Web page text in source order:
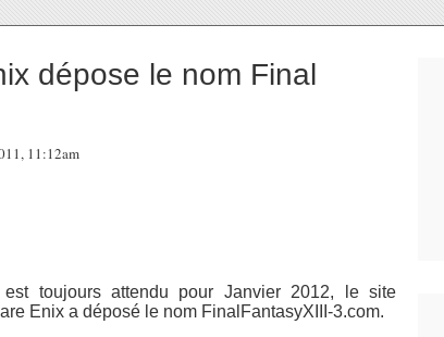
dépose le nom Final
11:12am
toujours attendu pour Janvier 2012, le site
Enix a déposé le nom FinalFantasyXIII-3.com.